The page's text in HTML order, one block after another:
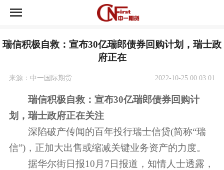
中一期货开户
中一期货荣誉
资讯中心
市场交易
关于公司
瑞信积极自救：宣布30亿瑞郎债券回购计划，瑞士政
府正在
来源：中一国际期货 2022-10-25 00:03:01
瑞信积极自救：宣布30亿瑞郎债券回购计
划，瑞士政府正在关注
深陷破产传闻的百年投行瑞士信贷(简称“瑞
信”)，正加大出售或缩减关键业务资产的力度。
据华尔街日报10月7日报道，知情人士透露，